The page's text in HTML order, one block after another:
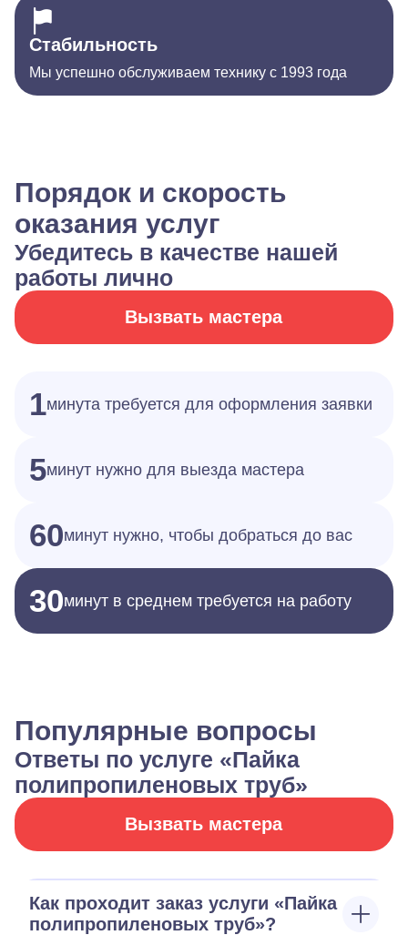
Стабильность
Мы успешно обслуживаем технику с 1993 года
Порядок и скорость
оказания услуг
Убедитесь в качестве нашей
работы лично
Вызвать мастера
1минута требуется для оформления заявки
5минут нужно для выезда мастера
60минут нужно, чтобы добраться до вас
30минут в среднем требуется на работу
Популярные вопросы
Ответы по услуге «Пайка
полипропиленовых труб»
Вызвать мастера
Как проходит заказ услуги «Пайка
полипропиленовых труб»?